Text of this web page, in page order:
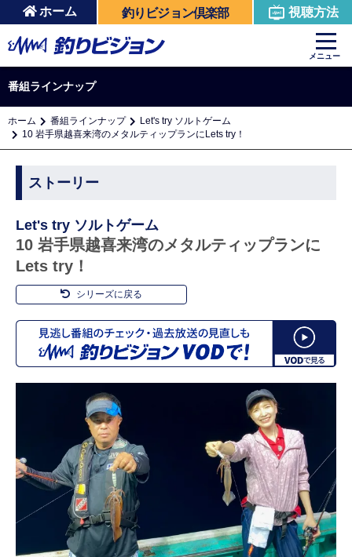
ホーム 釣りビジョン倶楽部 視聴方法
メニュー
番組ラインナップ
ホーム 番組ラインナップ
Let's try ソルトゲーム
10 岩手県越喜来湾のメタルティップランにLets try！
ストーリー
Let's try ソルトゲーム
10 岩手県越喜来湾のメタルティップランに
Lets try！
シリーズに戻る